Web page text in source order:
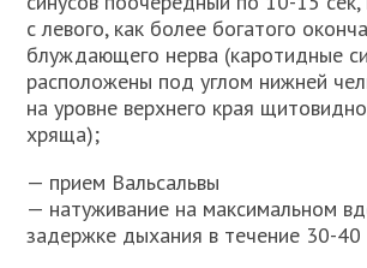
с левого, как более богатого
блуждающего нерва (каротидные
расположены под углом нижней
на уровне верхнего края
хряща);
— прием Вальсальвы
— натуживание на максимальном
задержке дыхания в течение 30-40